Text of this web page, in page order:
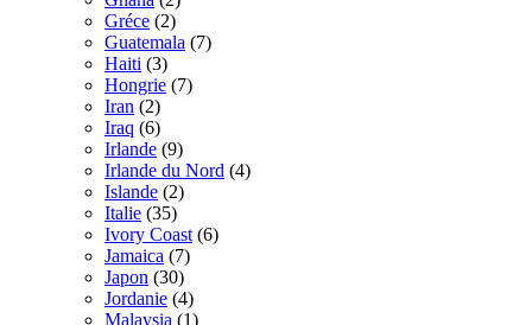
Gréce (2)
Guatemala (7)
Haiti (3)
Hongrie (7)
Iran (2)
Iraq (6)
Irlande (9)
Irlande du Nord (4)
Islande (2)
Italie (35)
Ivory Coast (6)
Jamaica (7)
Japon (30)
Jordanie (4)
Malaysia (1)